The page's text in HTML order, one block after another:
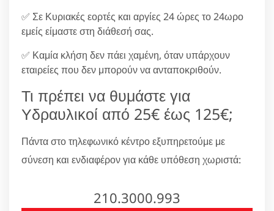
✅ Σε Κυριακές εορτές και αργίες 24 ώρες το 24ωρο
εμείς είμαστε στη διάθεσή σας.
✅ Καμία κλήση δεν πάει χαμένη, όταν υπάρχουν
εταιρείες που δεν μπορούν να ανταποκριθούν.
Τι πρέπει να θυμάστε για
Υδραυλικοί από 25€ έως 125€;
Πάντα στο τηλεφωνικό κέντρο εξυπηρετούμε με
σύνεση και ενδιαφέρον για κάθε υπόθεση χωριστά:
210.3000.993